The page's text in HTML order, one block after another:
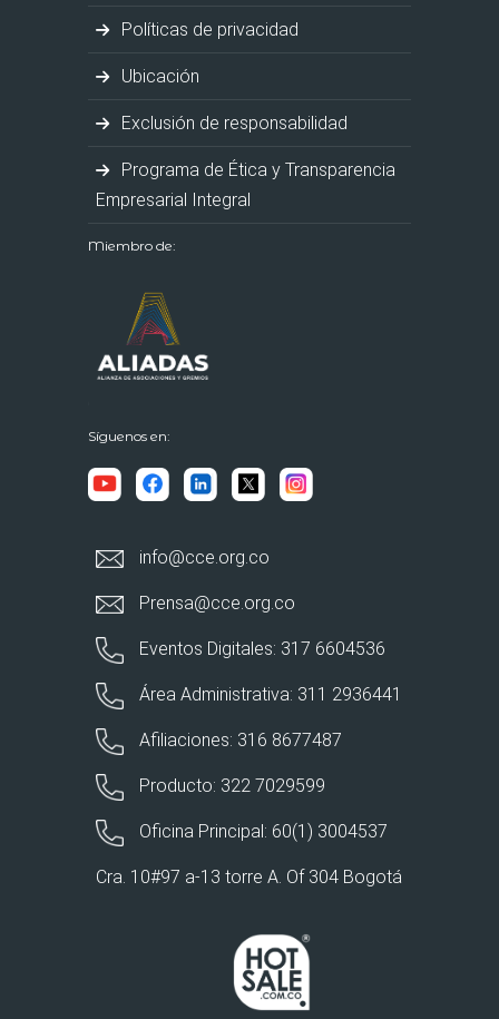
Políticas de privacidad
Ubicación
Exclusión de responsabilidad
Programa de Ética y Transparencia
Empresarial Integral
Miembro de:
Síguenos en:
info@cce.org.co
Prensa@cce.org.co
Eventos Digitales: 317 6604536
Área Administrativa: 311 2936441
Afiliaciones: 316 8677487
Producto: 322 7029599
Oficina Principal: 60(1) 3004537
Cra. 10#97 a-13 torre A. Of 304 Bogotá